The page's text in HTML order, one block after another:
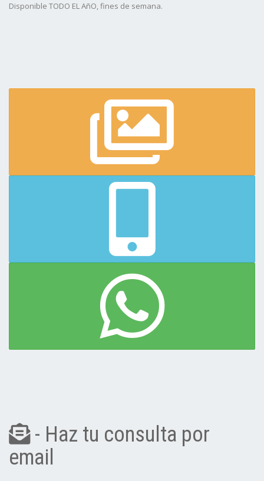
Disponible TODO EL AñO, fines de semana.
- Haz tu consulta por
email